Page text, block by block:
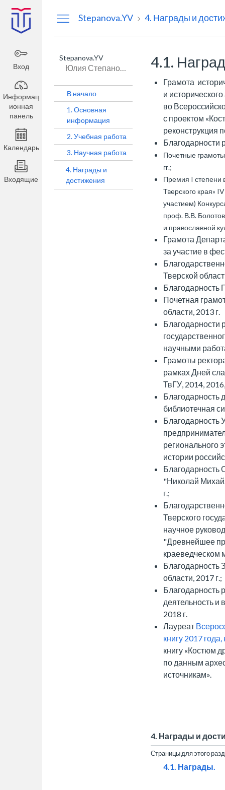
панель
Вход
Информац
ионная
панель
Календарь
Входящие
Stepanova.YV 4. Награды и
Stepanova.YV
Юлия Степанова
В начало
1. Основная
информация
2. Учебная работа
3. Научная работа
4. Награды и
достижения
4.1.
Грамота
и
во
с проектом
реконструкция
Благодарности
Почетные
гг.;
Премия I степени
Тверского края»
участием)
проф. В.В.
и православной
Грамота
за участие в
Тверской
Благодарность
Почетная
области, 2013 г.
Благодарности
научными
Грамоты
рамках Дней
ТвГУ, 2014,
Благодарность
библиотечная
Благодарность
регионального
истории
Благодарность
"Николай
г.;
Тверского
научное
"Древнейшее
краеведческом
Благодарность
области, 2017 г.;
Благодарность
деятельность и
2018 г.
Лауреат
книгу 2017
книгу «Костюм
по данным
источникам».
4. Награды и
Страницы для этого
4.1. Награды.